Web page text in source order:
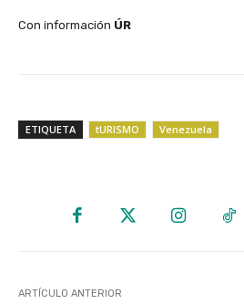
‎Con información ÚR
ETIQUETA tURISMO Venezuela
ARTÍCULO ANTERIOR